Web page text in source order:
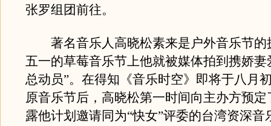
张罗组团前往。
著名音乐人高晓松素来是户外音乐节的
五一的草莓音乐节上他就被媒体拍到携娇妻
总动员”。在得知《音乐时空》即将于八月
原音乐节后，高晓松第一时间向主办方预
露他计划邀请同为“快女”评委的台湾资深音